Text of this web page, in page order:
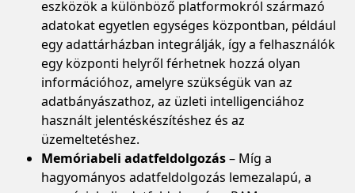
eszközök a különböző platformokról származó
adatokat egyetlen egységes központban, például
egy adattárházban integrálják, így a felhasználók
egy központi helyről férhetnek hozzá olyan
információhoz, amelyre szükségük van az
adatbányászathoz, az üzleti intelligenciához
használt jelentéskészítéshez és az
üzemeltetéshez.
Memóriabeli adatfeldolgozás– Míg a
hagyományos adatfeldolgozás lemezalapú, a